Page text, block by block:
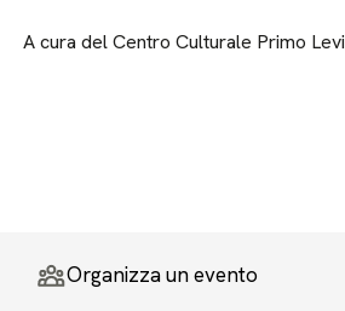
A cura del Centro Culturale Primo Levi
Organizza un evento